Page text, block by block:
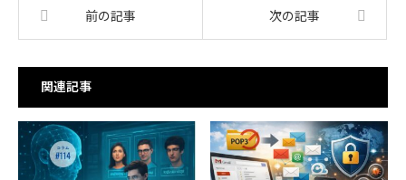
前の記事 次の記事
関連記事